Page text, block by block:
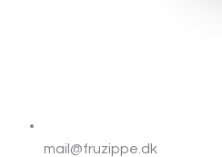
mail@fruzippe.dk